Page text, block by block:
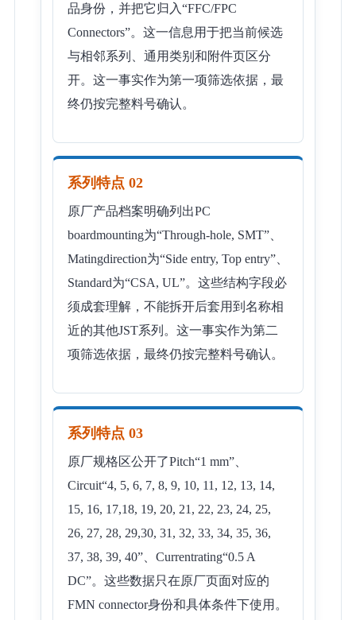
品身份，并把它归入“FFC/FPC
Connectors”。这一信息用于把当前候选
与相邻系列、通用类别和附件页区分
开。这一事实作为第一项筛选依据，最
终仍按完整料号确认。
系列特点 02
原厂产品档案明确列出PC
boardmounting为“Through-hole, SMT”、
Matingdirection为“Side entry, Top entry”、
Standard为“CSA, UL”。这些结构字段必
须成套理解，不能拆开后套用到名称相
近的其他JST系列。这一事实作为第二
项筛选依据，最终仍按完整料号确认。
系列特点 03
原厂规格区公开了Pitch“1 mm”、
Circuit“4, 5, 6, 7, 8, 9, 10, 11, 12, 13, 14,
15, 16, 17,18, 19, 20, 21, 22, 23, 24, 25,
26, 27, 28, 29,30, 31, 32, 33, 34, 35, 36,
37, 38, 39, 40”、Currentrating“0.5 A
DC”。这些数据只在原厂页面对应的
FMN connector身份和具体条件下使用。